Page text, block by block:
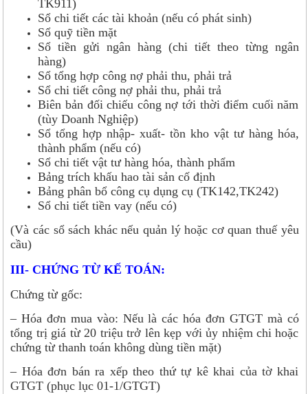
TK911)
Sổ chi tiết các tài khoản (nếu có phát sinh)
Sổ quỹ tiền mặt
Sổ tiền gửi ngân hàng (chi tiết theo từng ngân
hàng)
Sổ tổng hợp công nợ phải thu, phải trả
Sổ chi tiết công nợ phải thu, phải trả
Biên bản đối chiếu công nợ tới thời điểm cuối năm
(tùy Doanh Nghiệp)
Sổ tổng hợp nhập- xuất- tồn kho vật tư hàng hóa,
thành phẩm (nếu có)
Sổ chi tiết vật tư hàng hóa, thành phẩm
Bảng trích khấu hao tài sản cố định
Bảng phân bổ công cụ dụng cụ (TK142,TK242)
Sổ chi tiết tiền vay (nếu có)
(Và các sổ sách khác nếu quản lý hoặc cơ quan thuế yêu
cầu)
III- CHỨNG TỪ KẾ TOÁN:
Chứng từ gốc:
– Hóa đơn mua vào: Nếu là các hóa đơn GTGT mà có
tổng trị giá từ 20 triệu trở lên kẹp với ủy nhiệm chi hoặc
chứng từ thanh toán không dùng tiền mặt)
– Hóa đơn bán ra xếp theo thứ tự kê khai của tờ khai
GTGT (phục lục 01-1/GTGT)